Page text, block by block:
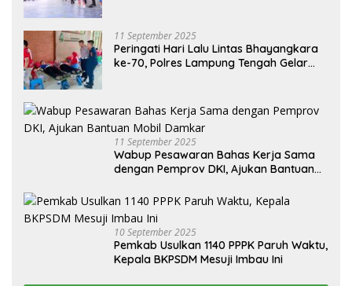
11 September 2025
Peringati Hari Lalu Lintas Bhayangkara
ke-70, Polres Lampung Tengah Gelar
11 September 2025
Wabup Pesawaran Bahas Kerja Sama
dengan Pemprov DKI, Ajukan Bantuan
10 September 2025
Pemkab Usulkan 1140 PPPK Paruh Waktu,
Kepala BKPSDM Mesuji Imbau Ini